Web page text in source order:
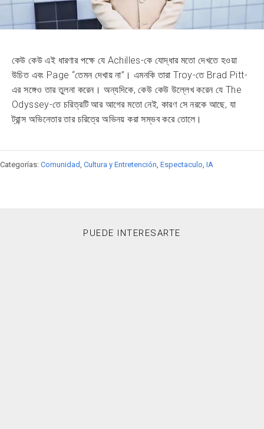
কেউ কেউ এই ধারণার পক্ষে যে Achilles-কে যোদ্ধার মতো দেখতে হওয়া
উচিত এবং Page “তেমন দেখায় না”। এমনকি তারা Troy-তে Brad Pitt-
এর সঙ্গেও তার তুলনা করেন। অন্যদিকে, কেউ কেউ উল্লেখ করেন যে The
Odyssey-তে চরিত্রটি আর আগের মতো নেই, কারণ সে নরকে আছে, যা
ট্রান্স অভিনেতার তার চরিত্রে অভিনয় করা সম্ভব করে তোলে।
Categorías: Comunidad, Cultura y Entretención, Espectaculo, IA
PUEDE INTERESARTE